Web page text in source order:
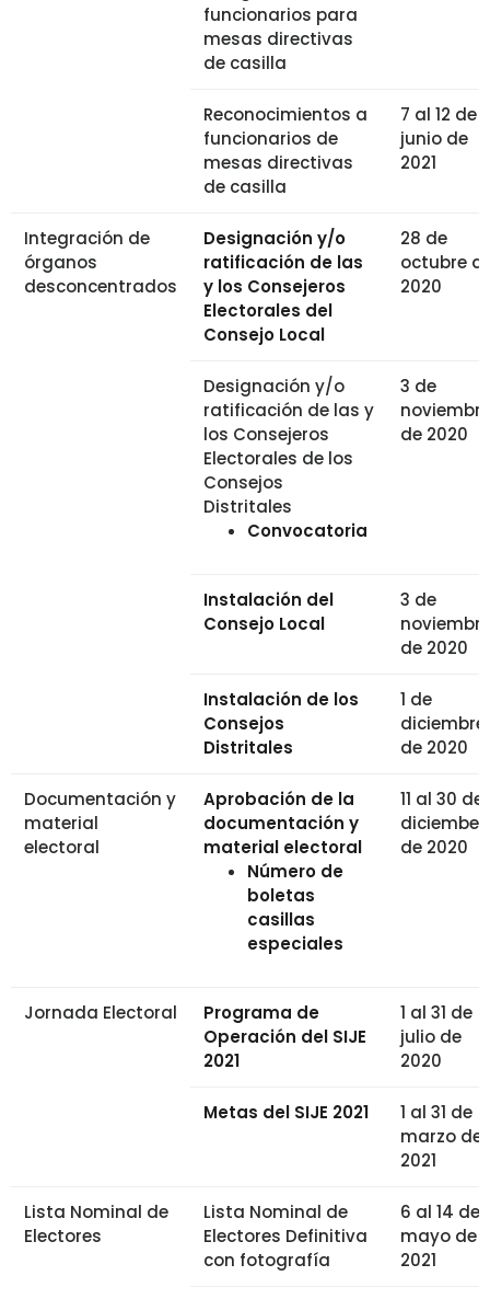
funcionarios para
mesas directivas
de casilla
Reconocimientos a
funcionarios de
mesas directivas
de casilla
7 al 12 de
junio de
2021
Integración de
órganos
desconcentrados
Designación y/o
ratificación de las
y los Consejeros
Electorales del
Consejo Local
28 de
octubre
2020
Designación y/o
ratificación de las y
los Consejeros
Electorales de los
Consejos
Distritales
Convocatoria
3 de
noviembre
de 2020
Instalación del
Consejo Local
3 de
noviembre
de 2020
Instalación de los
Consejos
Distritales
1 de
diciembre
de 2020
Documentación y
material
electoral
Aprobación de la
documentación y
material electoral
Número de
boletas
casillas
especiales
11 al 30 de
diciembe
de 2020
Jornada Electoral
Programa de
Operación del SIJE
2021
1 al 31 de
julio de
2020
Metas del SIJE 2021
1 al 31 de
marzo de
2021
Lista Nominal de
Electores
Lista Nominal de
Electores Definitiva
con fotografía
6 al 14 de
mayo de
2021